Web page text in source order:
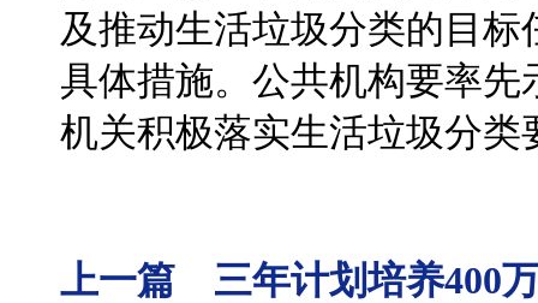
及推动生活垃圾分类的目
具体措施。公共机构要率
机关积极落实生活垃圾分类
上一篇 三年计划培养400